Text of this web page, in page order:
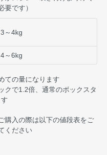
要です）
3～4kg
4～6kg
ての量になります
クで1.2倍、通常のボックスタ
購入の際は以下の値段表をご
ください